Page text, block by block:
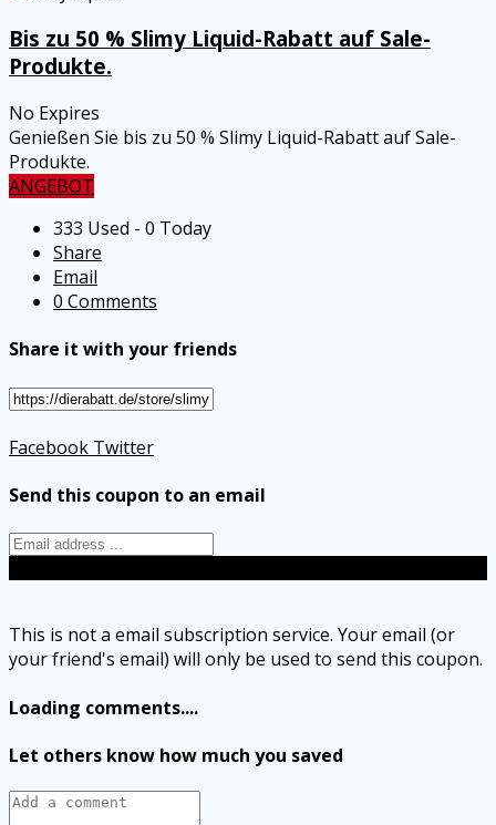
Bis zu 50 % Slimy Liquid-Rabatt auf Sale-
Produkte.
No Expires
Genießen Sie bis zu 50 % Slimy Liquid-Rabatt auf Sale-
Produkte.
ANGEBOT
333 Used - 0 Today
Share
Email
0 Comments
Share it with your friends
Facebook Twitter
Send this coupon to an email
This is not a email subscription service. Your email (or
your friend's email) will only be used to send this coupon.
Loading comments....
Let others know how much you saved